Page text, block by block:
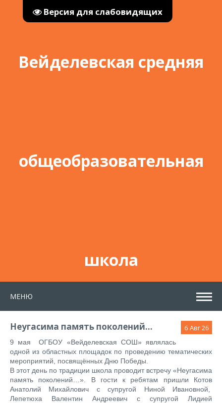
Версия для слабовидящих
Вейделевская средняя
общеобразовательная
школа
МЕНЮ
6 Авг 26
Неугасима память поколений…
9 мая ОГБОУ «Вейделевская СОШ» являлась
одной из областных площадок по проведению тематических
мероприятий, посвящённых Дню Победы.
В этот день по традиции школа проводит встречу «Неугасима
память поколений…». В гости к ребятам пришли Котов
Анатолий Михайлович с супругой Ниной Ивановной,
Лепетюха Валентин Андреевич с супругой Лидией